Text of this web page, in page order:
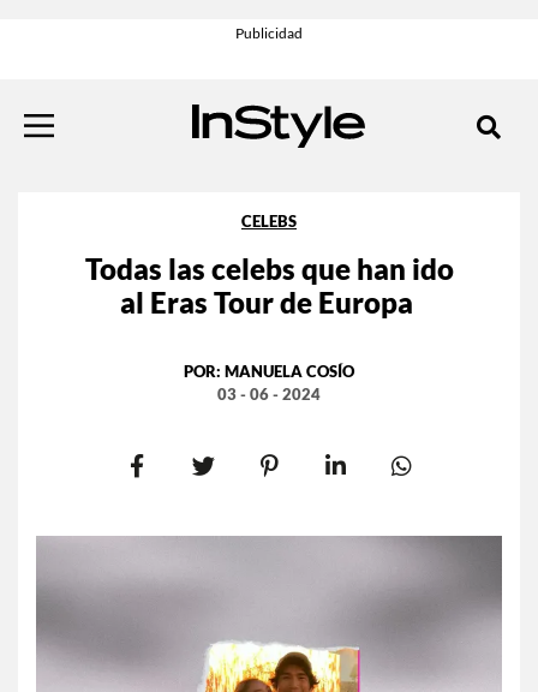
CELEBS
Todas las celebs que han ido
al Eras Tour de Europa
POR: MANUELA COSÍO
03 - 06 - 2024